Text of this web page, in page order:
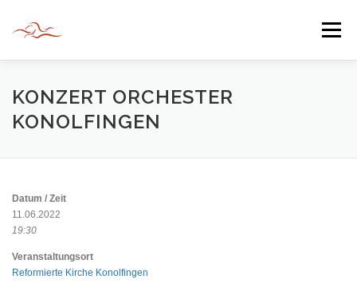
springen
Menü
HERZLICH WILLKOMMEN
INFORMATIONEN
KONZERT ORCHESTER
KONOLFINGEN
Datum / Zeit
11.06.2022
19:30
Veranstaltungsort
Reformierte Kirche Konolfingen